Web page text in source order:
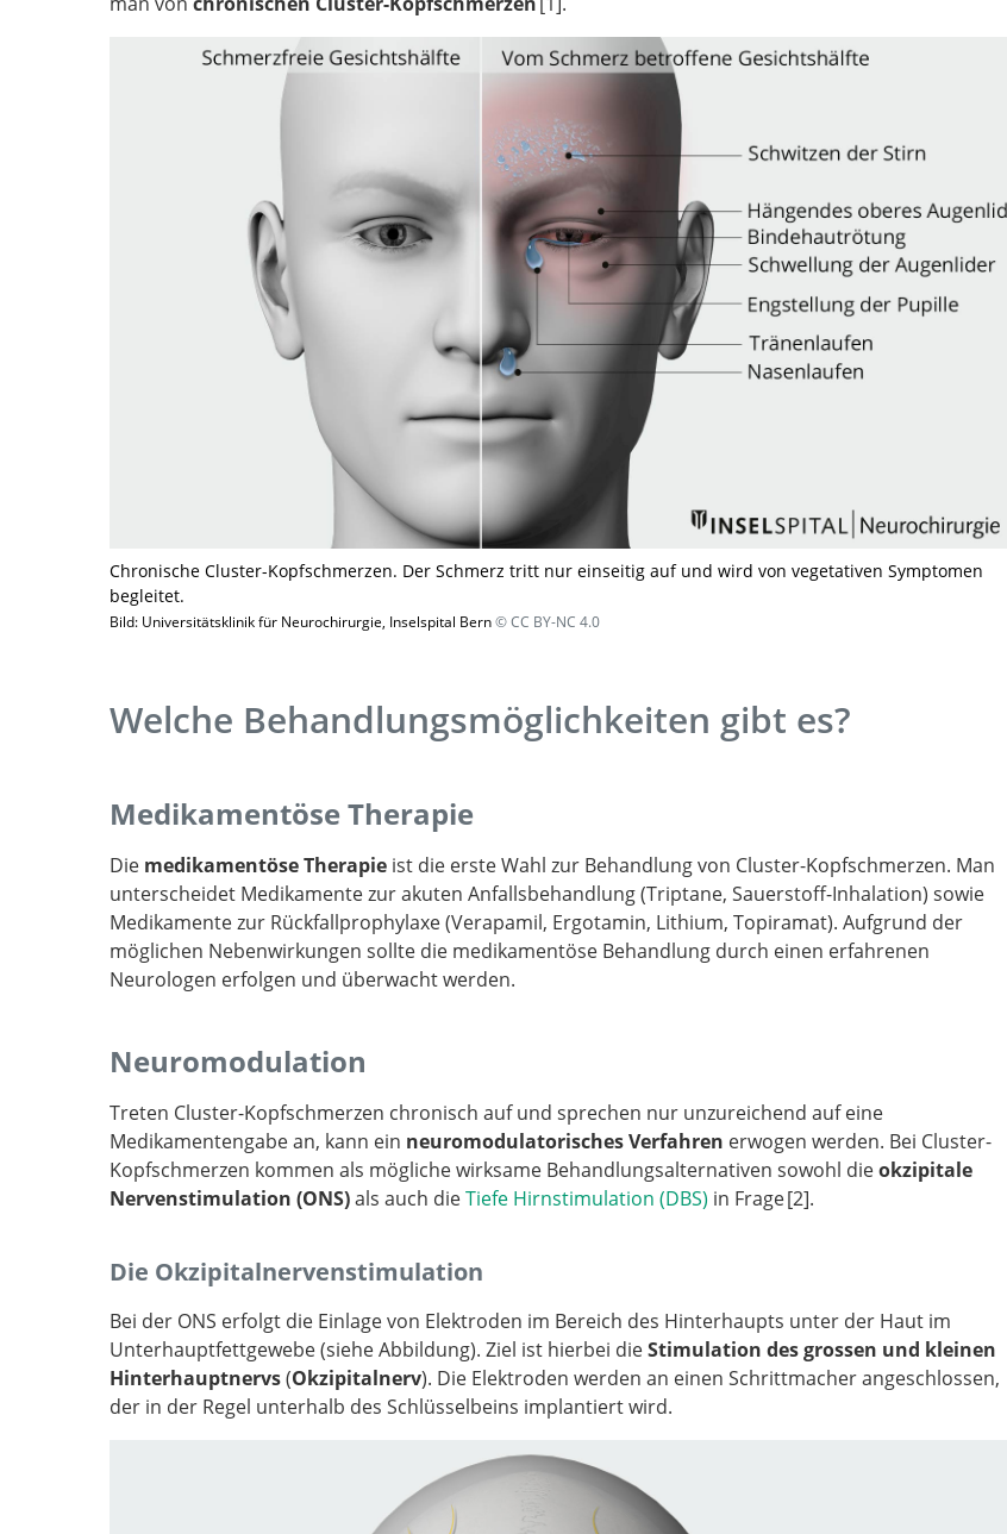
Cluster headache: pathogenesis, diagnosis, and
Chronische Cluster-Kopfschmerzen. Der Schmerz tritt nur einseitig auf und wird von vegetativen Symptomen
begleitet.
Bild: Universitätsklinik für Neurochirurgie, Inselspital Bern © CC BY-NC 4.0
Welche Behandlungsmöglichkeiten gibt es?
Medikamentöse Therapie
Die medikamentöse Therapie ist die erste Wahl zur Behandlung von Cluster-Kopfschmerzen. Man
unterscheidet Medikamente zur akuten Anfallsbehandlung (Triptane, Sauerstoff-Inhalation) sowie
Medikamente zur Rückfallprophylaxe (Verapamil, Ergotamin, Lithium, Topiramat). Aufgrund der
möglichen Nebenwirkungen sollte die medikamentöse Behandlung durch einen erfahrenen
Neurologen erfolgen und überwacht werden.
Neuromodulation
Treten Cluster-Kopfschmerzen chronisch auf und sprechen nur unzureichend auf eine
Medikamentengabe an, kann ein neuromodulatorisches Verfahren erwogen werden. Bei Cluster-
Kopfschmerzen kommen als mögliche wirksame Behandlungsalternativen sowohl dieokzipitale
Nervenstimulation (ONS)als auch dieTiefe Hirnstimulation (DBS) in Frage 2
treatment of cluster headache and other trigeminal-
.
Die Okzipitalnervenstimulation
Bei der ONS erfolgt die Einlage von Elektroden im Bereich des Hinterhaupts unter der Haut im
Unterhauptfettgewebe (siehe Abbildung). Ziel ist hierbei dieStimulation des grossen und kleinen
Hinterhauptnervs(Okzipitalnerv). Die Elektroden werden an einen Schrittmacher angeschlossen,
der in der Regel unterhalb des Schlüsselbeins implantiert wird.